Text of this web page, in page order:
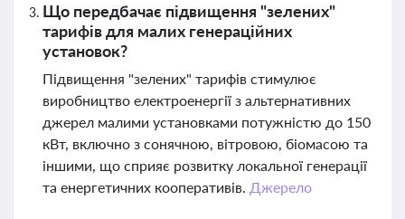
Що передбачає підвищення "зелених"
тарифів для малих генераційних
установок?
Підвищення "зелених" тарифів стимулює
виробництво електроенергії з альтернативних
джерел малими установками потужністю до 150
кВт, включно з сонячною, вітровою, біомасою та
іншими, що сприяє розвитку локальної генерації
та енергетичних кооперативів. Джерело